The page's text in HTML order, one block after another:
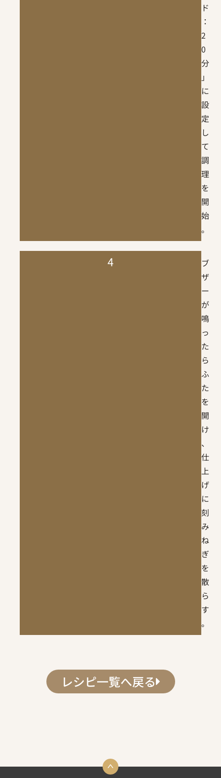
ド
：
2
0
分
」
に
設
定
し
て
調
理
を
開
始
。
4
ブ
ザ
ー
が
鳴
っ
た
ら
ふ
た
を
開
け
、
仕
上
げ
に
刻
み
ね
ぎ
を
散
ら
す
。
レシピ一覧へ戻る